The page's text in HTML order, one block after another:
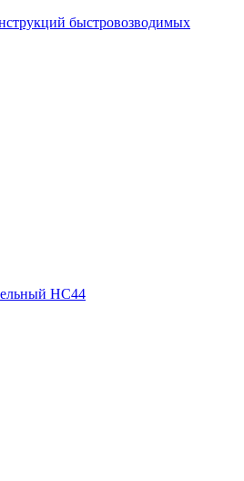
быстровозводимых
НС44